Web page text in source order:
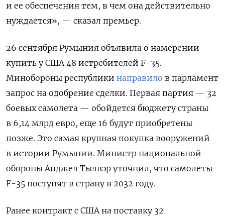
и ее обеспечения тем, в чем она действительно
нуждается», — сказал премьер.
26 сентября Румыния объявила о намерении
купить у США 48 истребителей F-35.
Минобороны республики направило в парламент
запрос на одобрение сделки. Первая партия — 32
боевых самолета — обойдется бюджету страны
в 6,14 млрд евро, еще 16 будут приобретены
позже. Это самая крупная покупка вооружений
в истории Румынии. Министр национальной
обороны Анджел Тылвэр уточнил, что самолеты
F-35 поступят в страну в 2032 году.
Ранее контракт с США на поставку 32